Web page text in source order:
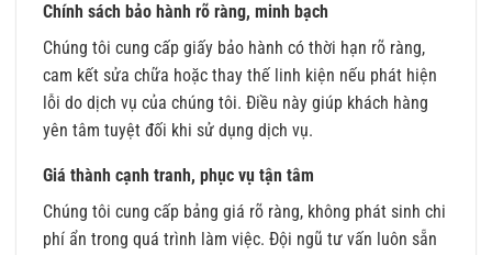
Chính sách bảo hành rõ ràng, minh bạch
Chúng tôi cung cấp giấy bảo hành có thời hạn rõ ràng,
cam kết sửa chữa hoặc thay thế linh kiện nếu phát hiện
lỗi do dịch vụ của chúng tôi. Điều này giúp khách hàng
yên tâm tuyệt đối khi sử dụng dịch vụ.
Giá thành cạnh tranh, phục vụ tận tâm
Chúng tôi cung cấp bảng giá rõ ràng, không phát sinh chi
phí ẩn trong quá trình làm việc. Đội ngũ tư vấn luôn sẵn